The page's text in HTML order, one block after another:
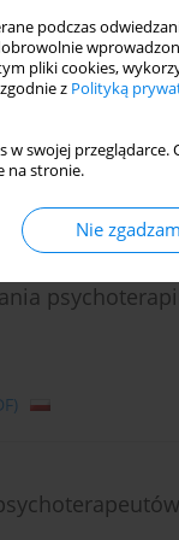
podczas
pliki cookies,
z Polityką
w swojej
na stronie.
Nie
z COVID-